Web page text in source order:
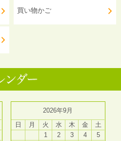
買い物かご
2026年9月
日
月 火 水 木 金
土
1
2 3 4
5